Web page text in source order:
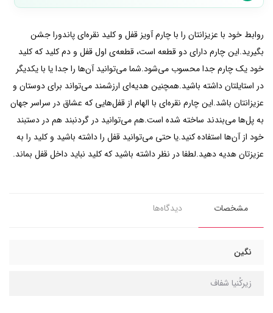
روابط خود با عزیزانتان را با چارم آویز قفل و کلید نقره‌ای پاندورا جشن
بگیرید.این چارم دارای دو قطعه است، قطعه‌ی اول قفل و دم کلید که کلید
خود یک چارم جدا محسوب می‌شود.شما می‌توانید آن‌ها را جدا یا با یکدیگر
در استایلتان داشته باشید.همچنین هدیه‌ای ارزشمند می‌تواند برای دوستان و
عزیزانتان باشد.این چارم نقره‌ای با الهام از قفل‌هایی که عشاق در سراسر جهان
به پل‌ها می‌بندند ساخته شده است.هم می‌توانید در گردنبند هم در دستبند
خود از آن‌ها استفاده کنید.یا حتی می‌توانید قفل را داشته باشید و کلید را به
عزیزتان هدیه دهید.لطفا در نظر داشته باشید که کلید نباید داخل قفل بماند.
مشخصات دیدگاه‌ها
نگین
زیرکُنیا شفاف